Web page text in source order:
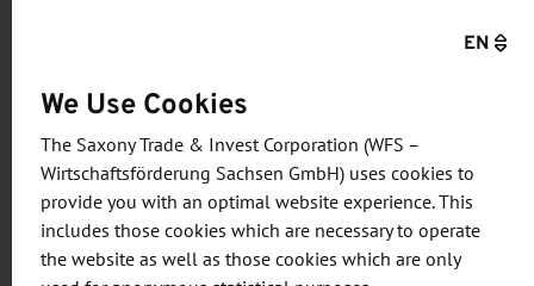
Themenschwerpunkt
übernimmt rechenintensive Prozesse und die
Datenverwaltung, während das Connectivity-Modul
dafür sorgt, dass die Planungsdaten zur Maschine
gelangen. „Eine schnelle, stabile und kabellose
Datenübertragung ist die Grundvoraussetzung für
die digitalisierte Baustelle. Erst die leistungsstarke
EN
We Use Cookies
The Saxony Trade & Invest Corporation (WFS –
Wirtschaftsförderung Sachsen GmbH) uses cookies to
provide you with an optimal website experience. This
includes those cookies which are necessary to operate
the website as well as those cookies which are only